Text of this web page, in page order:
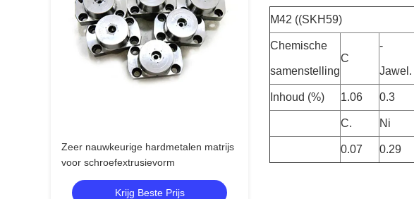
Zeer nauwkeurige hardmetalen matrijs
voor schroefextrusievorm
Krijg Beste Prijs
M42 ((SKH59)
Chemische
samenstelling
C
-
Jawel.
Inhoud (%) 1.06 0.3
C. Ni
0.07 0.29